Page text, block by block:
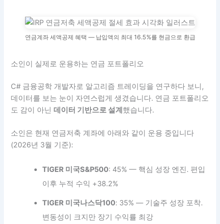
연금계좌 세액공제 혜택 — 납입액의 최대 16.5%를 현금으로 환급
소인이 실제로 운용하는 연금 포트폴리오
C# 금융공학 개발자로 알고리즘 트레이딩을 연구하다 보니,
데이터를 보는 눈이 자연스럽게 생겼습니다. 연금 포트폴리오
도 감이 아닌데이터 기반으로 설계 했습니다.
소인은 현재 연금저축 계좌에 아래와 같이 운용 중입니다
(2026년 3월 기준):
TIGER 미국S&P500: 45% — 핵심 성장 엔진. 편입
이후 누적 수익 +38.2%
TIGER 미국나스닥100: 35% — 기술주 성장 포착.
변동성이 크지만 장기 수익률 최강